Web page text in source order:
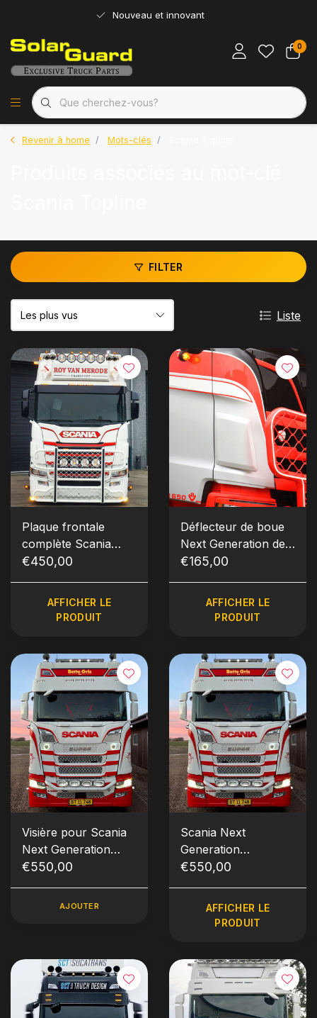
Nouveau et innovant
0
Revenir à home Mots-clés
FILTER
Liste
Plaque frontale
complète Scania
Next Generation
€450,00
AFFICHER LE
PRODUIT
Déflecteur de boue
Next Generation de
Scania
€165,00
AFFICHER LE
PRODUIT
Visière pour Scania
Next Generation
type 2D vieilles
€550,00
AJOUTER
Scania Next
Generation
Zonneklep type 2D
€550,00
AFFICHER LE
PRODUIT